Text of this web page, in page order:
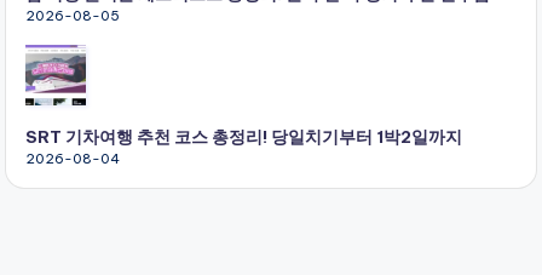
2026-08-05
SRT 기차여행 추천 코스 총정리! 당일치기부터 1박2일까지
2026-08-04